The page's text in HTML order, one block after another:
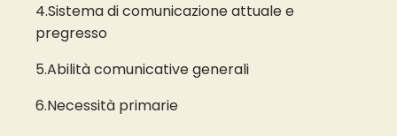
4.Sistema di comunicazione attuale e
pregresso
5.Abilità comunicative generali
6.Necessità primarie